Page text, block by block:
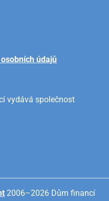
údajů
vydává společnost
2006–2026 Dům financí